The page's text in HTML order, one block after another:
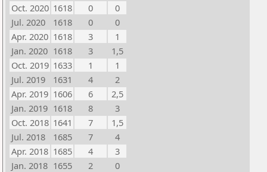
Oct. 2020 1618 0
0
Jul. 2020
1618 0
0
Apr. 2020 1618 3
1
Jan. 2020 1618 3
1,5
Oct. 2019 1633 1
1
Jul. 2019
1631 4
2
Apr. 2019 1606 6
2,5
Jan. 2019 1618 8
3
Oct. 2018 1641 7
1,5
Jul. 2018
1685 7
4
Apr. 2018 1685 4
3
Jan. 2018 1655 2
0